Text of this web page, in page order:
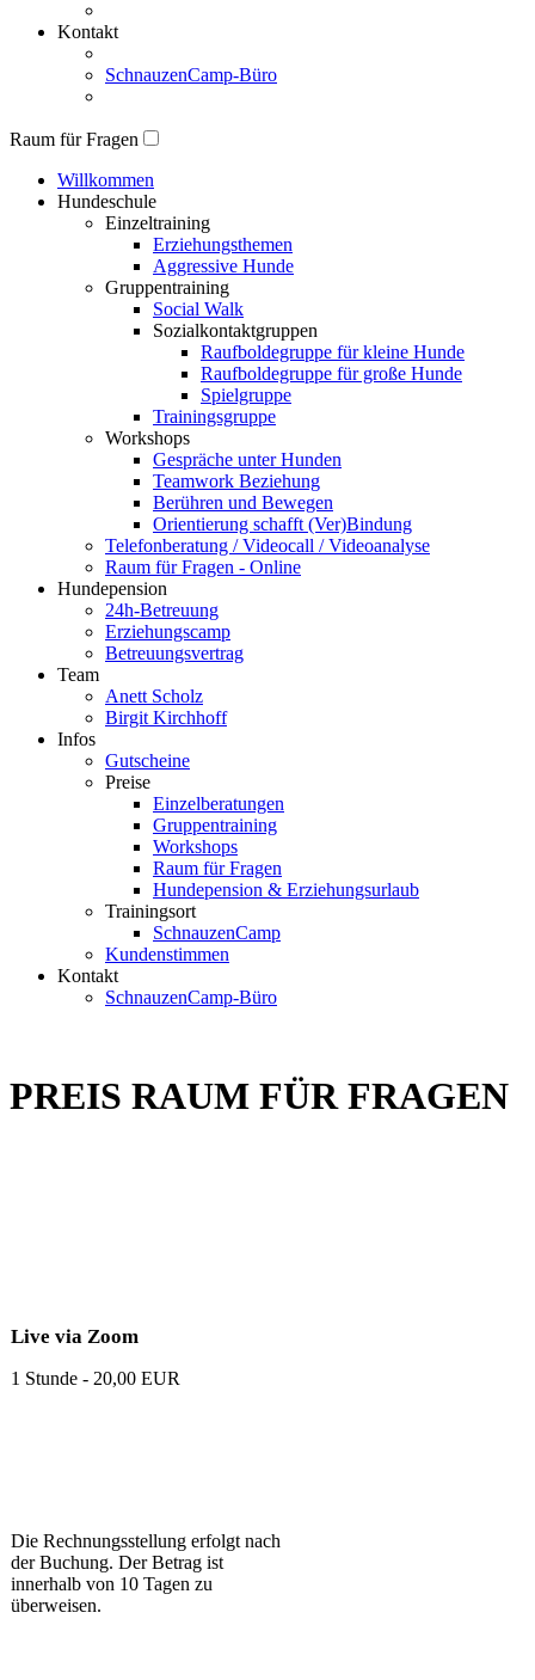
Kontakt
SchnauzenCamp-Büro
Raum für Fragen
Willkommen
Hundeschule
Einzeltraining
Erziehungsthemen
Aggressive Hunde
Gruppentraining
Social Walk
Sozialkontaktgruppen
Raufboldegruppe für kleine Hunde
Raufboldegruppe für große Hunde
Spielgruppe
Trainingsgruppe
Workshops
Gespräche unter Hunden
Teamwork Beziehung
Berühren und Bewegen
Orientierung schafft (Ver)Bindung
Telefonberatung / Videocall / Videoanalyse
Raum für Fragen - Online
Hundepension
24h-Betreuung
Erziehungscamp
Betreuungsvertrag
Team
Anett Scholz
Birgit Kirchhoff
Infos
Gutscheine
Preise
Einzelberatungen
Gruppentraining
Workshops
Raum für Fragen
Hundepension & Erziehungsurlaub
Trainingsort
SchnauzenCamp
Kundenstimmen
Kontakt
SchnauzenCamp-Büro
PREIS RAUM FÜR FRAGEN
Live via Zoom
1 Stunde - 20,00 EUR
Die Rechnungsstellung erfolgt nach
der Buchung. Der Betrag ist
innerhalb von 10 Tagen zu
überweisen.